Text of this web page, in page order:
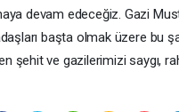
devam edeceğiz. Gazi
başta olmak üzere bu
şehit ve gazilerimizi saygı,